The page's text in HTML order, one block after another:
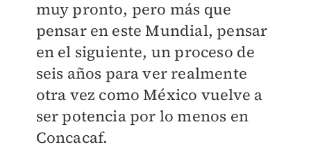
muy pronto, pero más que
pensar en este Mundial, pensar
en el siguiente, un proceso de
seis años para ver realmente
otra vez como México vuelve a
ser potencia por lo menos en
Concacaf.